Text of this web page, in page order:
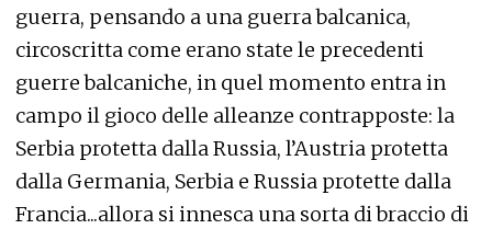
guerra, pensando a una guerra balcanica,
circoscritta come erano state le precedenti
guerre balcaniche, in quel momento entra in
campo il gioco delle alleanze contrapposte: la
Serbia protetta dalla Russia, l’Austria protetta
dalla Germania, Serbia e Russia protette dalla
Francia...allora si innesca una sorta di braccio di